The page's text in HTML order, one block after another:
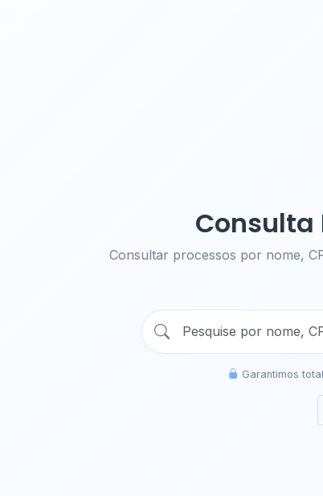
Consulta
Consultar processos por nome,
Garantimos